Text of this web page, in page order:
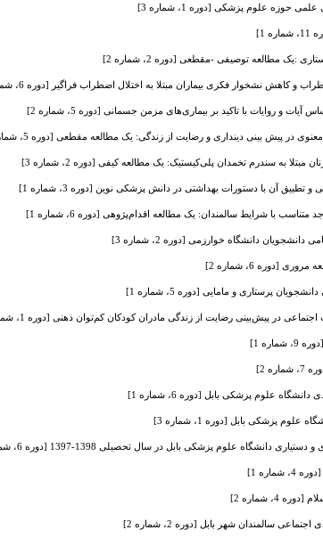
علوم پزشکی [دوره 1، شماره 3]
1]
مطالعه توصیفی -مقطعی [دوره 2، شماره 2]
نشخوار فکری بیماران مبتلا به اختلال اضطراب فراگیر [دوره 6، شماره 1]
و روایات با تاکید بر بیماری‌های مزمن جسمانی [دوره 5، شماره 2]
پیش بینی دینداری و رضایت از زندگی: یک مطالعه مقطعی [دوره 5، شماره 2]
به سندرم تخمدان پلی‌کیستیک: یک مطالعه کیفی [دوره 2، شماره 3]
آن با دستورات بهداشتی در دانش پزشکی نوین [دوره 3، شماره 1]
با شرایط سالمندان: یک مطالعه اقدام‌پژوهی [دوره 6، شماره 1]
دانشگاه خوارزمی [دوره 2، شماره 3]
[دوره 6، شماره 2]
پرستاری و مامایی [دوره 5، شماره 1]
در پیش‌بینی رضایت از زندگی مادران کودکان کم‌توان ذهنی [دوره 1، شماره 3]
1]
2]
علوم پزشکی بابل [دوره 6، شماره 1]
پزشکی بابل [دوره 1، شماره 3]
علوم پزشکی بابل در سال تحصیلی 1398-1397 [دوره 6، شماره 1]
1]
شماره 2]
سالمندان شهر بابل [دوره 2، شماره 2]